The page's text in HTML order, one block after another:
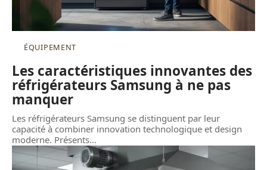
ÉQUIPEMENT
Les caractéristiques innovantes des
réfrigérateurs Samsung à ne pas
manquer
Les réfrigérateurs Samsung se distinguent par leur
capacité à combiner innovation technologique et design
moderne. Présents…